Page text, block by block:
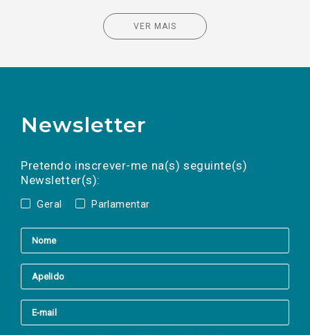
VER MAIS
Newsletter
Pretendo inscrever-me na(s) seguinte(s)
Newsletter(s):
Geral Parlamentar
a(s) newsletter(s).
mail